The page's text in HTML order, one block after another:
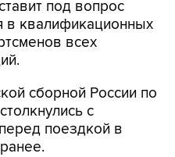
под вопрос
в квалификационных
всех
сборной России по
с
поездкой в